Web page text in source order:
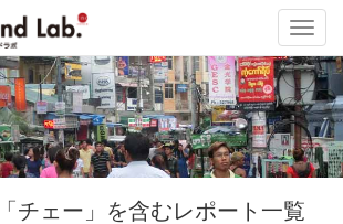
チェー」を含むレポート一覧